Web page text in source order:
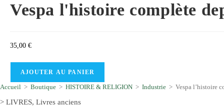
Vespa l'histoire complète
35,00 €
AJOUTER AU PANIER
Accueil > Boutique > HISTOIRE & RELIGION > Industrie > Vespa l’histoire
> LIVRES, Livres anciens